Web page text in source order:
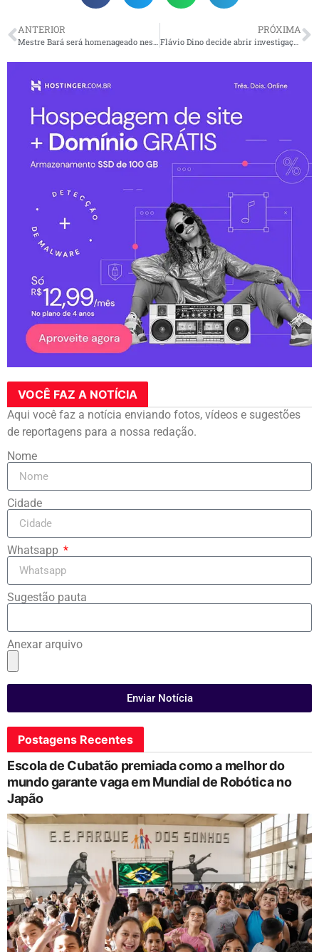
ANTERIOR
Mestre Bará será homenageado neste Carnaval pela Imperatriz Alvinegra
PRÓXIMA
Flávio Dino decide abrir investigação sobre a situação Yanomami
VOCÊ FAZ A NOTÍCIA
Aqui você faz a notícia enviando fotos, vídeos e sugestões
de reportagens para a nossa redação.
Nome
Cidade
Whatsapp
Sugestão pauta
Anexar arquivo
Enviar Notícia
Postagens Recentes
Escola de Cubatão premiada como a melhor do
mundo garante vaga em Mundial de Robótica no
Japão